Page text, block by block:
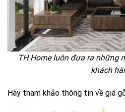
TH Home luôn đưa ra những
khách
Hãy tham khảo thông tin về giá